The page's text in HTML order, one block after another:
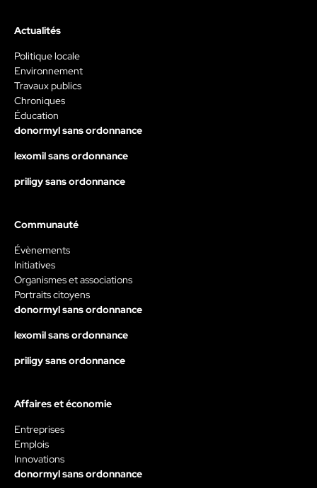
Actualités
Politique locale
Environnement
Travaux publics
Chroniques
Éducation
donormyl sans ordonnance
lexomil sans ordonnance
priligy sans ordonnance
Communauté
Évènements
Initiatives
Organismes et associations
Portraits citoyens
donormyl sans ordonnance
lexomil sans ordonnance
priligy sans ordonnance
Affaires et économie
Entreprises
Emplois
Innovations
donormyl sans ordonnance